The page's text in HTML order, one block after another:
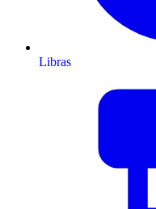
Libras